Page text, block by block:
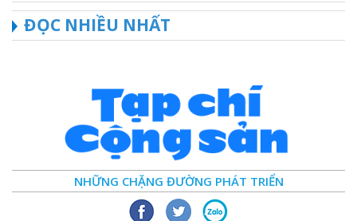
ĐỌC NHIỀU NHẤT
NHỮNG CHẶNG ĐƯỜNG PHÁT TRIỂN